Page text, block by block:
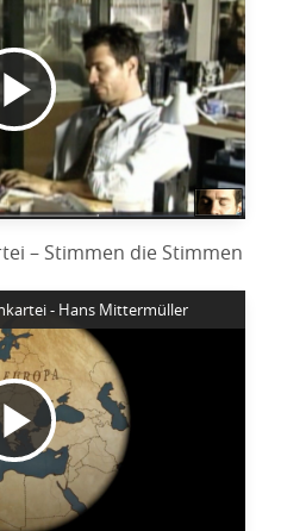
Video
abspielen
– Stimmen die Stimmen
- Hans Mittermüller
Video
abspielen